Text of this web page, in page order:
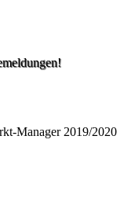
Manager 2019/2020